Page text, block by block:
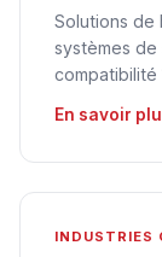
Solutions de
systèmes de
compatibilité
En savoir
INDUSTRIES